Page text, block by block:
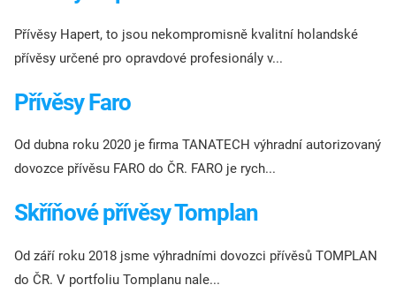
Přívěsy Hapert, to jsou nekompromisně kvalitní holandské
přívěsy určené pro opravdové profesionály v...
Přívěsy Faro
Od dubna roku 2020 je firma TANATECH výhradní autorizovaný
dovozce přívěsu FARO do ČR. FARO je rych...
Skříňové přívěsy Tomplan
Od září roku 2018 jsme výhradními dovozci přívěsů TOMPLAN
do ČR. V portfoliu Tomplanu nale...